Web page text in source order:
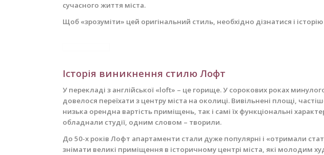
сучасного життя міста.
Щоб «зрозуміти» цей оригінальний стиль, необхідно дізнатися і
Історія виникнення стилю Лофт
У перекладі з англійської «loft» – це горище. У сорокових роках
довелося переїхати з центру міста на околиці. Вивільнені площі,
низька орендна вартість приміщень, так і самі їх функціональні
обладнали студії, одним словом – творили.
До 50-х років Лофт апартаменти стали дуже популярні і «отримали
знімати великі приміщення в історичному центрі міста, які молодим